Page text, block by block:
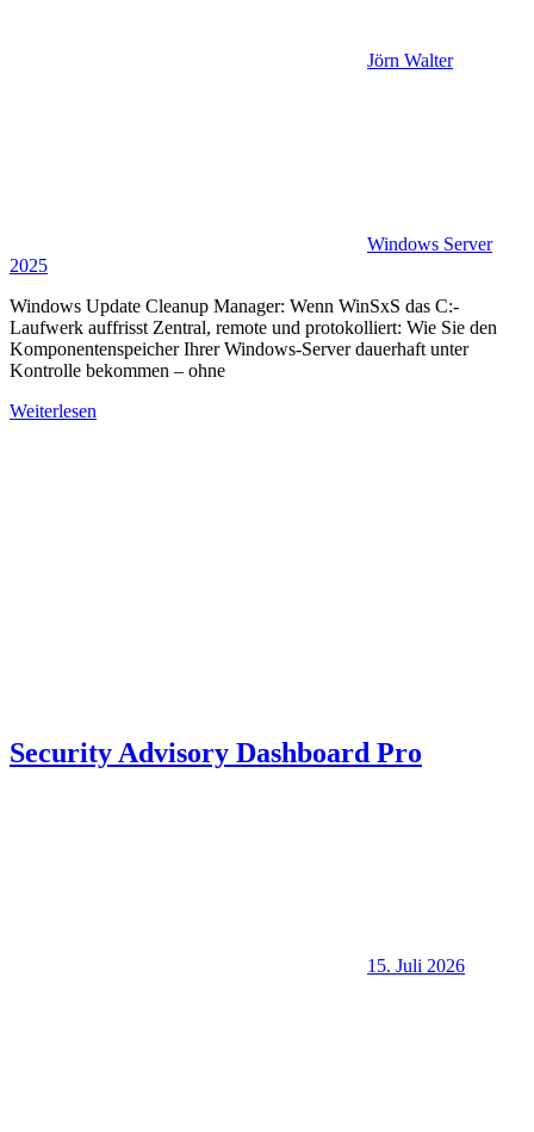
Jörn Walter
Windows Server
2025
Windows Update Cleanup Manager: Wenn WinSxS das C:-
Laufwerk auffrisst Zentral, remote und protokolliert: Wie Sie den
Komponentenspeicher Ihrer Windows-Server dauerhaft unter
Kontrolle bekommen – ohne
Weiterlesen
Security Advisory Dashboard Pro
15. Juli 2026